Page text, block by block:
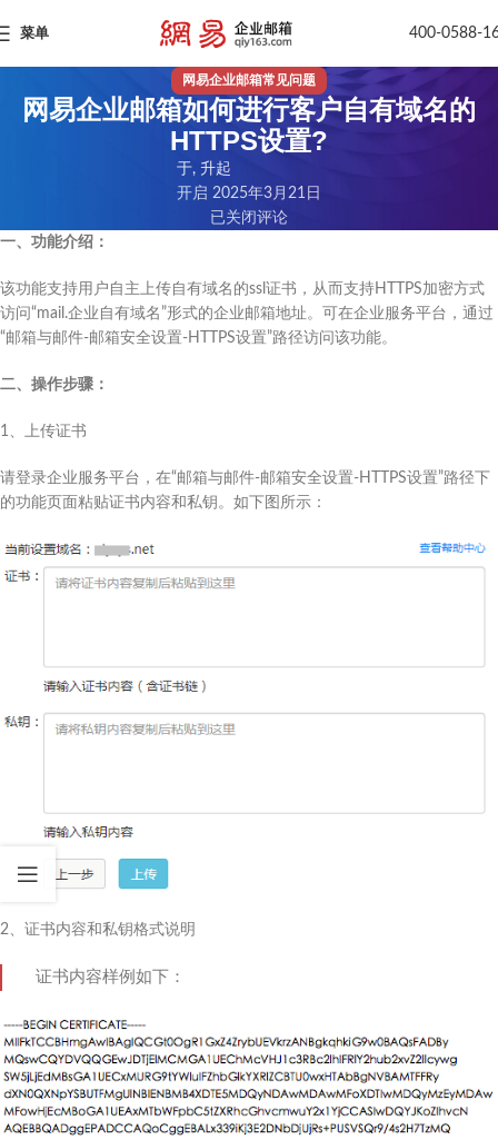
菜单 400-0588-
网易企业邮箱常见问题
网易企业邮箱如何进行客户自有域名的
HTTPS设置?
于, 升起
开启 2025年3月21日
已关闭评论
一、功能介绍：
该功能支持用户自主上传自有域名的ssl证书，从而支持HTTPS加密方式
访问“mail.企业自有域名”形式的企业邮箱地址。可在企业服务平台，通过
“邮箱与邮件-邮箱安全设置-HTTPS设置”路径访问该功能。
二、操作步骤：
1、上传证书
请登录企业服务平台，在“邮箱与邮件-邮箱安全设置-HTTPS设置”路径下
的功能页面粘贴证书内容和私钥。如下图所示：
2、证书内容和私钥格式说明
证书内容样例如下：